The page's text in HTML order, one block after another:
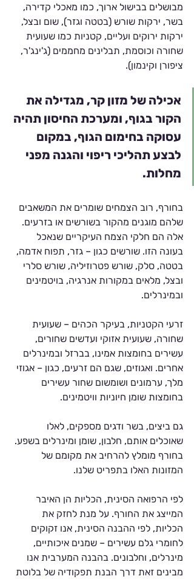
מבושלים בבישול ארוך, כמו מאכלי קדירה,
בשר, ירקות שורש (בטטה וגזר), שום ובצל,
ירקות ירוקים ועליים, קטניות כמו שעועית
שחורה וכוסמת, תבלינים מחממים (ג'ינג'ר,
ציפורן וקינמון).
אכילה של מזון קר, מגדילה את
הקור בגוף, ומערכת החיסון תהיה
עסוקה בחימום הגוף, במקום
לבצע תהליכי ריפוי והגנה מפני
מחלות.
בחורף, רוב הצמחים שומרים את המשאבים
שלהם מוגנים מהקור בשורשים או בזרעים.
אלה הם חלקי הצמח העיקריים שנאכל
בעונה הזו. שורשים כגון – גזר, תפוח אדמה,
בטטה, סלק, שורש פטרוזיליה, שורש סלרי
ובצל, מלאים במקורות אנרגיה, בויטמינים
ובמינרלים.
זרעי הקטניות, בעיקר הכהים – שעועית
שחורה, שעועית אזוקי ועדשים שחורים,
עשירים בחומצות אמינו, בברזל ובמינרלים
אחרים. ואגוזים, שגם הם זרעים, כגון – אגוזי
מלך, ערמונים ושומשום שחור עשירים
בחומצות שומן חיוניות וויטמינים.
גם ביצים, בשר ודגים מספקים, לאלו
שאוכלים אותם, חלבון, שומן ומינרלים בשפע.
בחורף מומלץ להרחיב את מקומם של
המזונות האלו בתפריט שלנו.
לפי הרפואה הסינית, הכליות הן האיבר
המייצג את החורף. על מנת לחזק את
הכליות, לפי ההבנה הסינית, אנו זקוקים
לחומרי גלם עשירים – שמנים איכותיים,
מינרלים, וחלבונים. בהבנה המערבית אנו
מבינים זאת דרך הבנת תפקודיה של בלוטת